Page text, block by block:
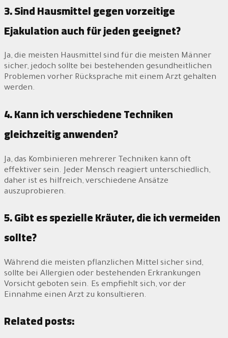
3. Sind Hausmittel gegen vorzeitige
Ejakulation auch für jeden geeignet?
Ja, die meisten Hausmittel sind für die meisten Männer
sicher, jedoch sollte bei bestehenden gesundheitlichen
Problemen vorher Rücksprache mit einem Arzt gehalten
werden.
4. Kann ich verschiedene Techniken
gleichzeitig anwenden?
Ja, das Kombinieren mehrerer Techniken kann oft
effektiver sein. Jeder Mensch reagiert unterschiedlich,
daher ist es hilfreich, verschiedene Ansätze
auszuprobieren.
5. Gibt es spezielle Kräuter, die ich vermeiden
sollte?
Während die meisten pflanzlichen Mittel sicher sind,
sollte bei Allergien oder bestehenden Erkrankungen
Vorsicht geboten sein. Es empfiehlt sich, vor der
Einnahme einen Arzt zu konsultieren.
Related posts: